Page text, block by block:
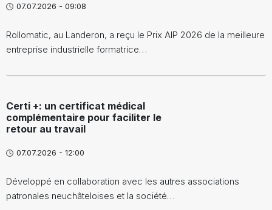
07.07.2026 - 09:08
Rollomatic, au Landeron, a reçu le Prix AIP 2026 de la meilleure
entreprise industrielle formatrice…
Certi +: un certificat médical
complémentaire pour faciliter le
retour au travail
07.07.2026 - 12:00
Développé en collaboration avec les autres associations
patronales neuchâteloises et la société…